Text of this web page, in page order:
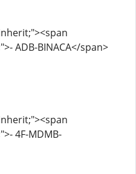
ADB-BINACA</span>
4F-MDMB-